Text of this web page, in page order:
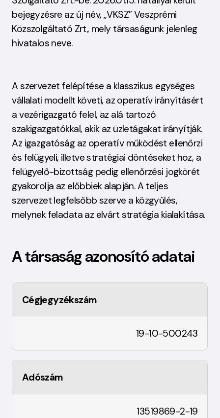
bejegyzésre az új név, „VKSZ” Veszprémi
Közszolgáltató Zrt., mely társaságunk jelenleg
hivatalos neve.
A szervezet felépítése a klasszikus egységes
vállalati modellt követi, az operatív irányításért
a vezérigazgató felel, az alá tartozó
szakigazgatókkal, akik az üzletágakat irányítják.
Az igazgatóság az operatív működést ellenőrzi
és felügyeli, illetve stratégiai döntéseket hoz, a
felügyelő-bizottság pedig ellenőrzési jogkörét
gyakorolja az előbbiek alapján. A teljes
szervezet legfelsőbb szerve a közgyűlés,
melynek feladata az elvárt stratégia kialakítása.
A társaság azonosító adatai
Cégjegyzékszám
19-10-500243
Adószám
13519869-2-19